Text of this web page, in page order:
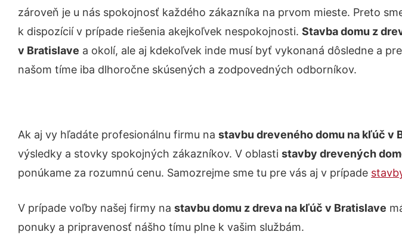
zároveň je u nás spokojnosť každého zákazníka na prvom mieste. Preto
k dispozícií v prípade riešenia akejkoľvek nespokojnosti. Stavba domu z
v Bratislave a okolí, ale aj kdekoľvek inde musí byť vykonaná dôsledne a
našom tíme iba dlhoročne skúsených a zodpovedných odborníkov.
Ak aj vy hľadáte profesionálnu firmu na stavbu dreveného domu na kľúč v
výsledky a stovky spokojných zákazníkov. V oblasti stavby drevených
ponúkame za rozumnú cenu. Samozrejme sme tu pre vás aj v prípade
V prípade voľby našej firmy na stavbu domu z dreva na kľúč v Bratislave
ponuky a pripravenosť nášho tímu plne k vašim službám.